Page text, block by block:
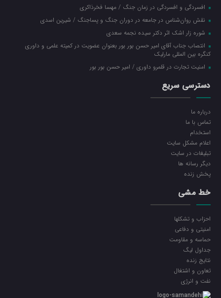
افسردگی و افسردگی در زمان جنگ / مهسا فخرذاکری
نقش روان‌شناس در جامعه در دوران جنگ و پساجنگ / شیرین اسدی
شوره زار اشک اثر دکتر سیده نجمه سعدی
انتصاب جناب آقای امیر حسن بور بور بعنوان عضویت در کمیته علمی و داوری
کنگره بین المللی مارلیک
امنیت تجارت در قلمرو داوری / امیر حسن بور بور
دسترسی سریع
درباره ما
تماس با ما
استخدام
اعلام مشکل سایت
تبلیغات در سایت
ديگر رسانه ها
پخش زنده
خط مشی
احزاب و تشکلها
امنیتی و دفاعی
حماسه و مقاومت
جداول لیگ
نتایج زنده
تعاون و اشتغال
نفت و انرژی